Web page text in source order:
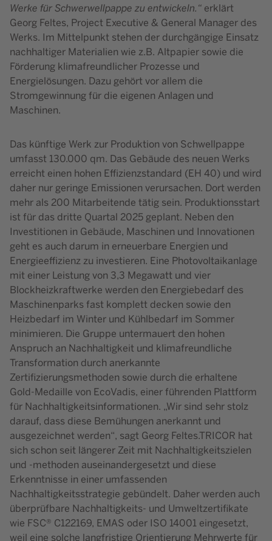
Werke für Schwerwellpappe zu entwickeln.“ erklärt
Georg Feltes, Project Executive & General Manager des
Werks. Im Mittelpunkt stehen der durchgängige Einsatz
nachhaltiger Materialien wie z.B. Altpapier sowie die
Förderung klimafreundlicher Prozesse und
Energielösungen. Dazu gehört vor allem die
Stromgewinnung für die eigenen Anlagen und
Maschinen.
Das künftige Werk zur Produktion von Schwellpappe
umfasst 130.000 qm. Das Gebäude des neuen Werks
erreicht einen hohen Effizienzstandard (EH 40) und wird
daher nur geringe Emissionen verursachen. Dort werden
mehr als 200 Mitarbeitende tätig sein. Produktionsstart
ist für das dritte Quartal 2025 geplant. Neben den
Investitionen in Gebäude, Maschinen und Innovationen
geht es auch darum in erneuerbare Energien und
Energieeffizienz zu investieren. Eine Photovoltaikanlage
mit einer Leistung von 3,3 Megawatt und vier
Blockheizkraftwerke werden den Energiebedarf des
Maschinenparks fast komplett decken sowie den
Heizbedarf im Winter und Kühlbedarf im Sommer
minimieren. Die Gruppe untermauert den hohen
Anspruch an Nachhaltigkeit und klimafreundliche
Transformation durch anerkannte
Zertifizierungsmethoden sowie durch die erhaltene
Gold-Medaille von EcoVadis, einer führenden Plattform
für Nachhaltigkeitsinformationen. „Wir sind sehr stolz
darauf, dass diese Bemühungen anerkannt und
ausgezeichnet werden“, sagt Georg Feltes.TRICOR hat
sich schon seit längerer Zeit mit Nachhaltigkeitszielen
und -methoden auseinandergesetzt und diese
Erkenntnisse in einer umfassenden
Nachhaltigkeitsstrategie gebündelt. Daher werden auch
überprüfbare Nachhaltigkeits- und Umweltzertifikate
wie FSC® C122169, EMAS oder ISO 14001 eingesetzt,
weil eine solche langfristige Orientierung Mehrwerte für